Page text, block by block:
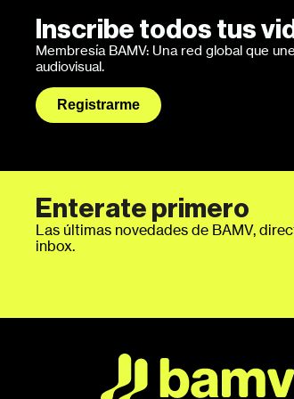
Inscribe todos tus
Membresía BAMV: Una red global que
audiovisual.
Registrarme
Enterate primero
Las últimas novedades de BAMV,
inbox.